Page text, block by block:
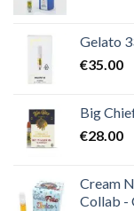
Gelato
€35.00
Big
€28.00
Cream
Collab -